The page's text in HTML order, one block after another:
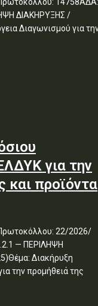
ΔΙΑΚΗΡΥΞΗΣ /
για την
για την
και προϊόντα
22/2026/
— ΠΕΡΙΛΗΨΗ
Διακήρυξη
την προμήθειά της